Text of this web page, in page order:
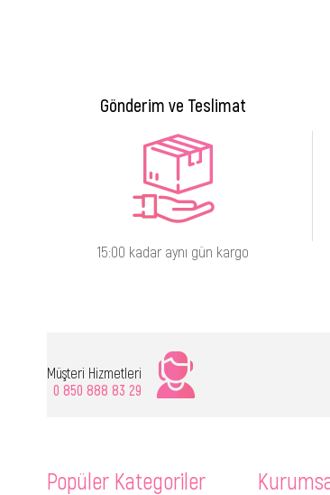
Gönderim ve Teslimat
15:00 kadar aynı gün kargo
Müşteri Hizmetleri
0 850 888 83 29
Popüler Kategoriler